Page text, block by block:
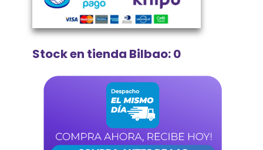
Stock en tienda Bilbao: 0